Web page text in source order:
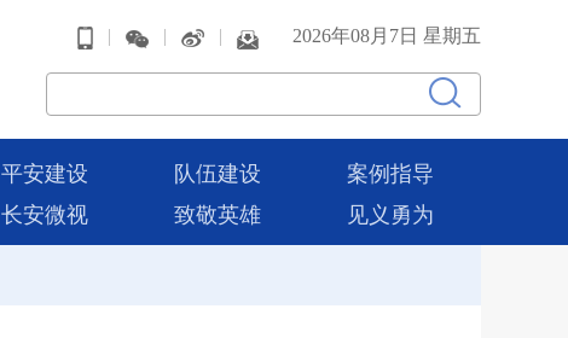
| | | 2026年08月7日 星期五
平安建设 队伍建设
案例指导
长安微视 致敬英雄 见义勇为